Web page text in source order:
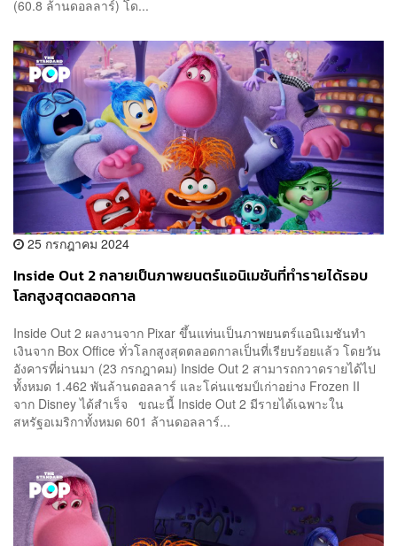
(60.8 ล้านดอลลาร์) โด...
25 กรกฎาคม 2024
Inside Out 2 กลายเป็นภาพยนตร์แอนิเมชันที่ทำรายได้รอบ
โลกสูงสุดตลอดกาล
Inside Out 2 ผลงานจาก Pixar ขึ้นแท่นเป็นภาพยนตร์แอนิเมชันทำ
เงินจาก Box Office ทั่วโลกสูงสุดตลอดกาลเป็นที่เรียบร้อยแล้ว โดยวัน
อังคารที่ผ่านมา (23 กรกฎาคม) Inside Out 2 สามารถกวาดรายได้ไป
ทั้งหมด 1.462 พันล้านดอลลาร์ และโค่นแชมป์เก่าอย่าง Frozen II
จาก Disney ได้สำเร็จ ขณะนี้ Inside Out 2 มีรายได้เฉพาะใน
สหรัฐอเมริกาทั้งหมด 601 ล้านดอลลาร์...